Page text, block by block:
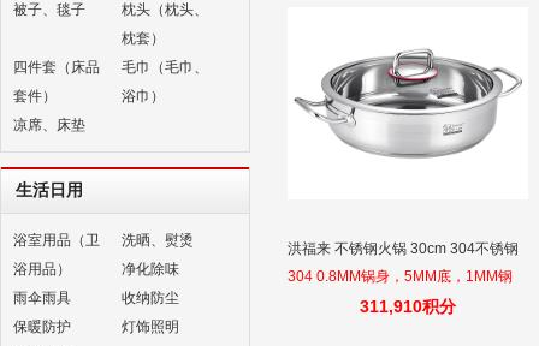
被子、毯子
枕头（枕头、
枕套）
四件套（床品
套件）
毛巾（毛巾、
浴巾）
凉席、床垫
生活日用
浴室用品（卫
浴用品）
洗晒、熨烫
净化除味
雨伞雨具
收纳防尘
保暖防护
灯饰照明
洪福来 不锈钢火锅 30cm 304不锈钢
304 0.8MM锅身，5MM底，1MM钢
盖，燃气灶电陶炉电磁炉通用，混煮
311,910积分